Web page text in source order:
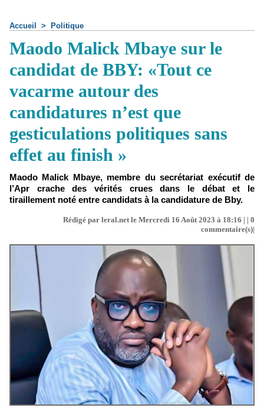
Accueil > Politique
Maodo Malick Mbaye sur le
candidat de BBY: «Tout ce
vacarme autour des
candidatures n’est que
gesticulations politiques sans
effet au finish »
Maodo Malick Mbaye, membre du secrétariat exécutif de
l’Apr crache des vérités crues dans le débat et le
tiraillement noté entre candidats à la candidature de Bby.
Rédigé par leral.net le Mercredi 16 Août 2023 à 18:16 | | 0
commentaire(s)|